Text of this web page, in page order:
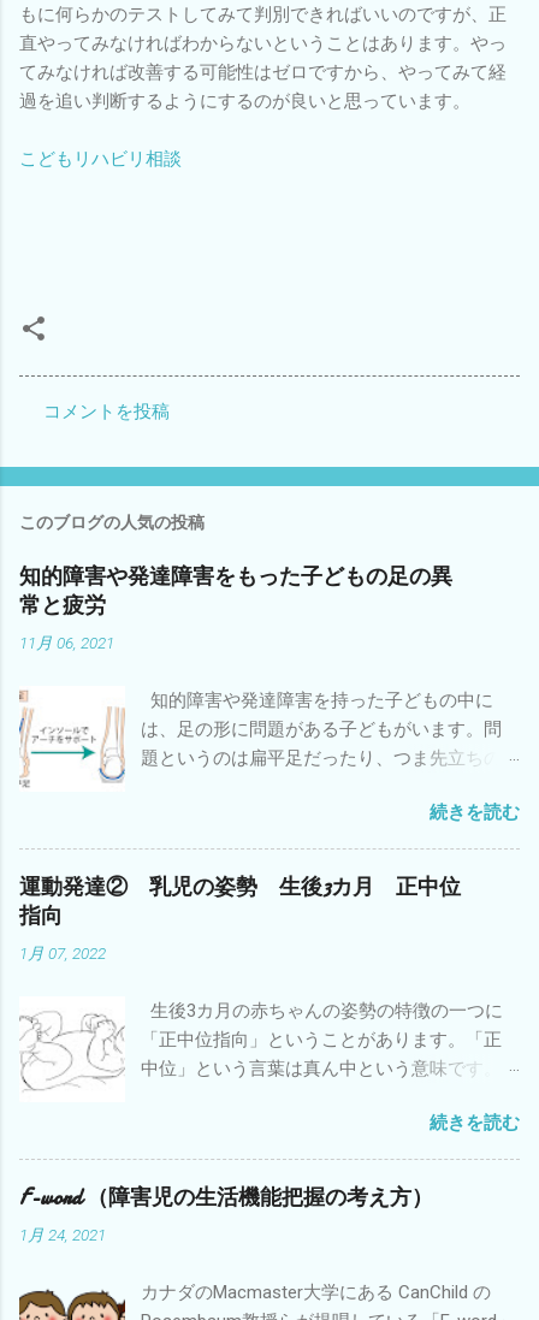
もに何らかのテストしてみて判別できればいいのですが、正
直やってみなければわからないということはあります。やっ
てみなければ改善する可能性はゼロですから、やってみて経
過を追い判断するようにするのが良いと思っています。
こどもリハビリ相談
メ
ト
コメントを投稿
このブログの人気の投稿
知的障害や発達障害をもった子どもの足の異
常と疲労
11月 06, 2021
知的障害や発達障害を持った子どもの中に
は、足の形に問題がある子どもがいます。問
題というのは扁平足だったり、つま先立ちの
性やバランスや敏捷性などの運動能力も低い
子どもが多いことはよく知られています。立
ったり歩いたりしている時に地面に接してい
るのは足なので、足が上手く形を変えて地面
やすいということも知っておいてください。
特に小学校・中学校と身体が大きくなると疲
れやすさが増します。足でバランスがとりに
かってバランスをとっているからです。中に
は太ももやお尻の外側の筋肉が強く張ってい
る子どもがいます。 疲れやすさに対する対策
用④ストレッチやマッサージによる疲労軽減
続きを読む
運動発達② 乳児の姿勢 生後3カ月 正中位
指向
1月 07, 2022
生後3カ月の赤ちゃんの姿勢の特徴の一つに
「正中位指向」ということがあります。「正
中位」という言葉は真ん中という意味です。
ことです。英語では「Midline orientation」と
いいます。 新生児の頃に比べて3カ月の赤ちゃ
んは目が覚めていている時に頭が真ん中にあ
ることが増えてきます。上肢・下肢も真ん中
頭や手がそちら向かっていきますが、興味が
続きを読む
F-word （障害児の生活機能把握の考え方）
1月 24, 2021
カナダのMacmaster大学にある CanChild の